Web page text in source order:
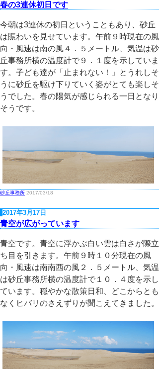
春の3連休初日です
今朝は3連休の初日ということもあり、砂丘
は賑わいを見せています。午前９時現在の風
向・風速は南の風４．５メートル、気温は砂
丘事務所横の温度計で９．１度を示していま
す。子ども達が「止まれない！」とうれしそ
うに砂丘を駆け下りていく姿がとても楽しそ
うでした。春の陽気が感じられる一日となり
そうです。
砂丘事務所 2017/03/18
2017年3月17日
青空が広がっています
青空です。青空に浮かぶ白い雲は白さが際立
ち目を引きます。午前９時１０分現在の風
向・風速は南南西の風２．５メートル、気温
は砂丘事務所横の温度計で１０．４度を示し
ています。穏やかな散策日和、どこからとも
なくヒバリのさえずりが聞こえてきました。